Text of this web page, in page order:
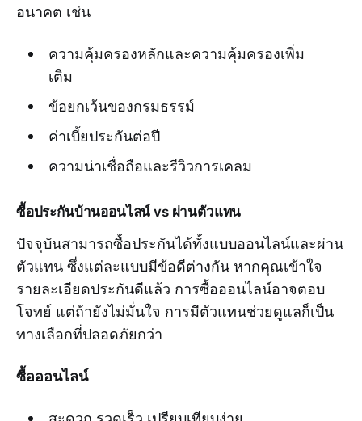
อนาคต เช่น
ความคุ้มครองหลักและความคุ้มครองเพิ่ม
เติม
ข้อยกเว้นของกรมธรรม์
ค่าเบี้ยประกันต่อปี
ความน่าเชื่อถือและรีวิวการเคลม
ซื้อประกันบ้านออนไลน์ vs ผ่านตัวแทน
ปัจจุบันสามารถซื้อประกันได้ทั้งแบบออนไลน์และผ่าน
ตัวแทน ซึ่งแต่ละแบบมีข้อดีต่างกัน หากคุณเข้าใจ
รายละเอียดประกันดีแล้ว การซื้อออนไลน์อาจตอบ
โจทย์ แต่ถ้ายังไม่มั่นใจ การมีตัวแทนช่วยดูแลก็เป็น
ทางเลือกที่ปลอดภัยกว่า
ซื้อออนไลน์